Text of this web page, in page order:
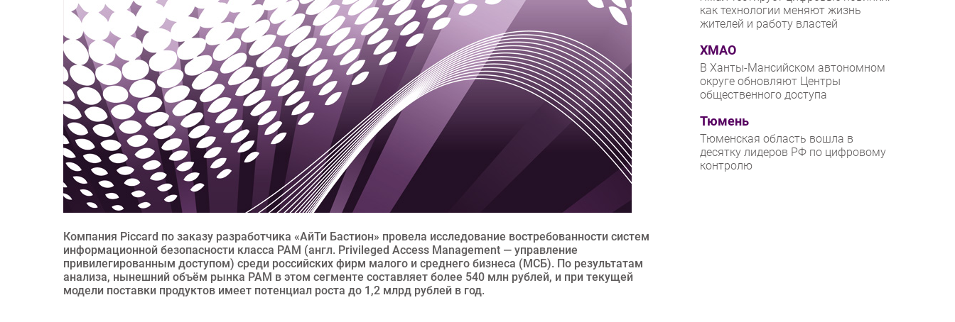
Компания Piccard по заказу разработчика «АйТи Бастион» провела исследование востребованности систем
информационной безопасности класса PAM (англ. Privileged Access Management — управление
привилегированным доступом) среди российских фирм малого и среднего бизнеса (МСБ). По результатам
анализа, нынешний объём рынка PAM в этом сегменте составляет более 540 млн рублей, и при текущей
модели поставки продуктов имеет потенциал роста до 1,2 млрд рублей в год.
как технологии меняют жизнь
жителей и работу властей
ХМАО
В Ханты-Мансийском автономном
округе обновляют Центры
общественного доступа
Тюмень
Тюменская область вошла в
десятку лидеров РФ по цифровому
контролю